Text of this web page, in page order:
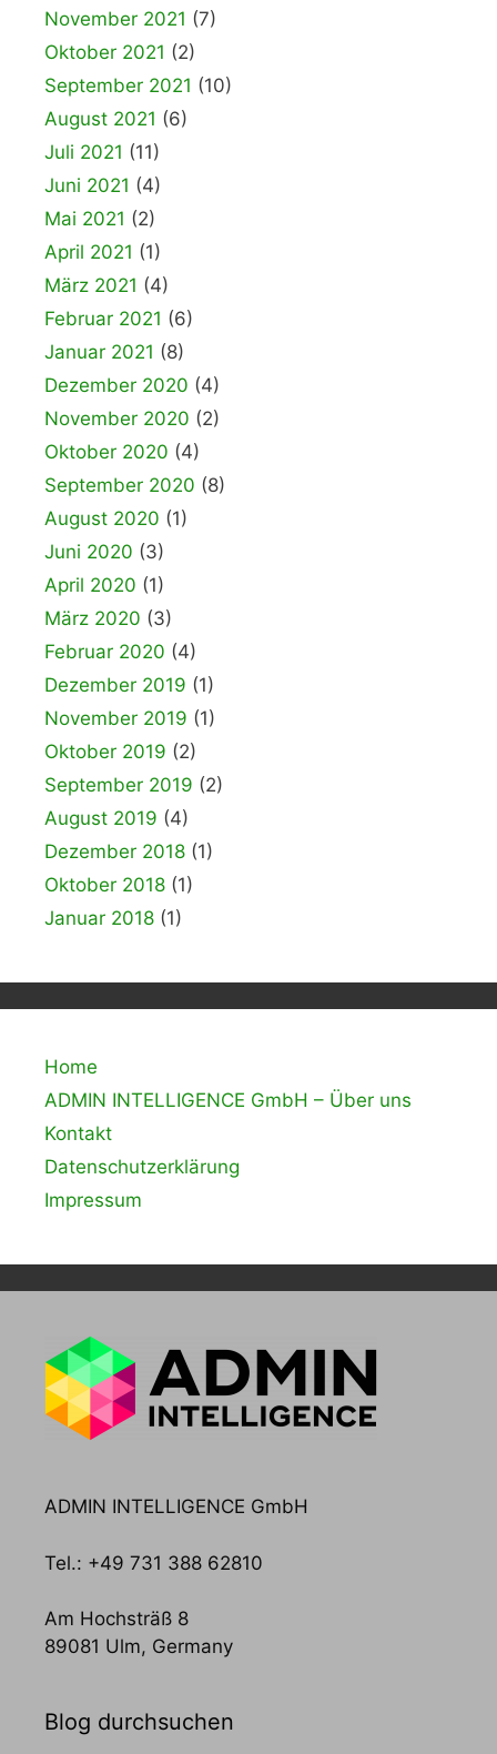
November 2021 (7)
Oktober 2021 (2)
September 2021 (10)
August 2021 (6)
Juli 2021 (11)
Juni 2021 (4)
Mai 2021 (2)
April 2021 (1)
März 2021 (4)
Februar 2021 (6)
Januar 2021 (8)
Dezember 2020 (4)
November 2020 (2)
Oktober 2020 (4)
September 2020 (8)
August 2020 (1)
Juni 2020 (3)
April 2020 (1)
März 2020 (3)
Februar 2020 (4)
Dezember 2019 (1)
November 2019 (1)
Oktober 2019 (2)
September 2019 (2)
August 2019 (4)
Dezember 2018 (1)
Oktober 2018 (1)
Januar 2018 (1)
Home
ADMIN INTELLIGENCE GmbH – Über uns
Kontakt
Datenschutzerklärung
Impressum
ADMIN INTELLIGENCE GmbH
Tel.: +49 731 388 62810
Am Hochsträß 8
89081 Ulm, Germany
Blog durchsuchen